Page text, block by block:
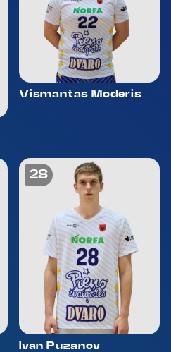
Vismantas Moderis
28
Ivan Puzanov